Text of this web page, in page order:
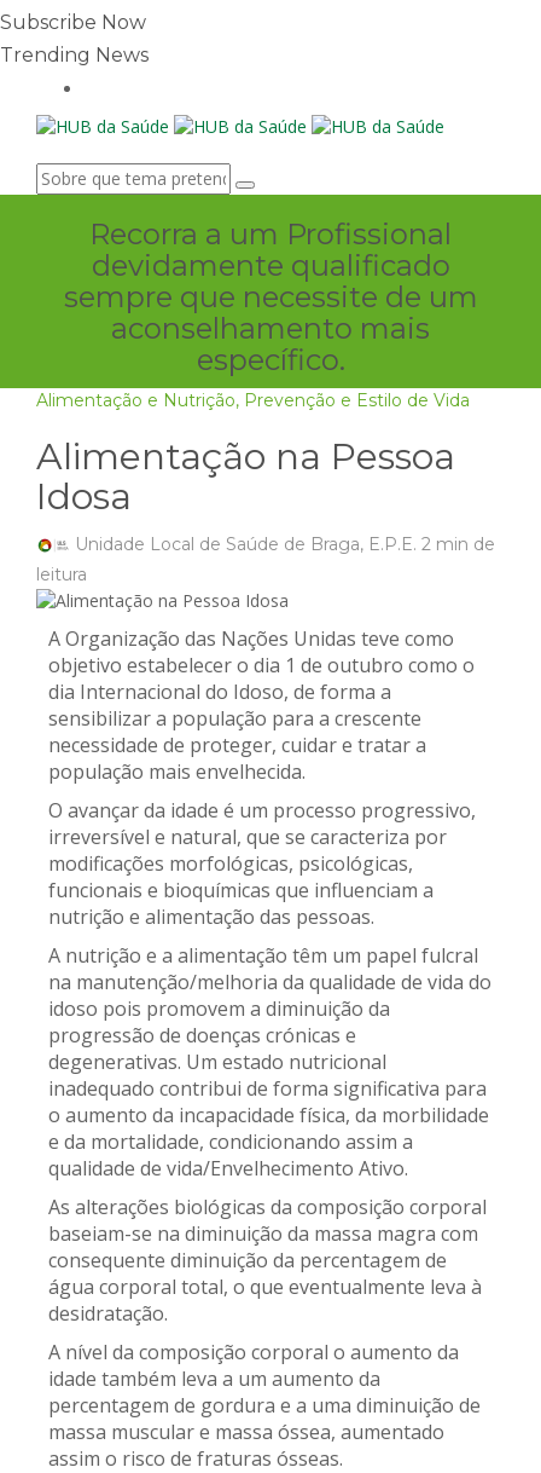
Subscribe Now
Trending News
Recorra a um Profissional
devidamente qualificado
sempre que necessite de um
aconselhamento mais
específico.
Alimentação e Nutrição, Prevenção e Estilo de Vida
Alimentação na Pessoa
Idosa
Unidade Local de Saúde de Braga, E.P.E. 2 min de
leitura
A Organização das Nações Unidas teve como
objetivo estabelecer o dia 1 de outubro como o
dia Internacional do Idoso, de forma a
sensibilizar a população para a crescente
necessidade de proteger, cuidar e tratar a
população mais envelhecida.
O avançar da idade é um processo progressivo,
irreversível e natural, que se caracteriza por
modificações morfológicas, psicológicas,
funcionais e bioquímicas que influenciam a
nutrição e alimentação das pessoas.
A nutrição e a alimentação têm um papel fulcral
na manutenção/melhoria da qualidade de vida do
idoso pois promovem a diminuição da
progressão de doenças crónicas e
degenerativas. Um estado nutricional
inadequado contribui de forma significativa para
o aumento da incapacidade física, da morbilidade
e da mortalidade, condicionando assim a
qualidade de vida/Envelhecimento Ativo.
As alterações biológicas da composição corporal
baseiam-se na diminuição da massa magra com
consequente diminuição da percentagem de
água corporal total, o que eventualmente leva à
desidratação.
A nível da composição corporal o aumento da
idade também leva a um aumento da
percentagem de gordura e a uma diminuição de
massa muscular e massa óssea, aumentado
assim o risco de fraturas ósseas.